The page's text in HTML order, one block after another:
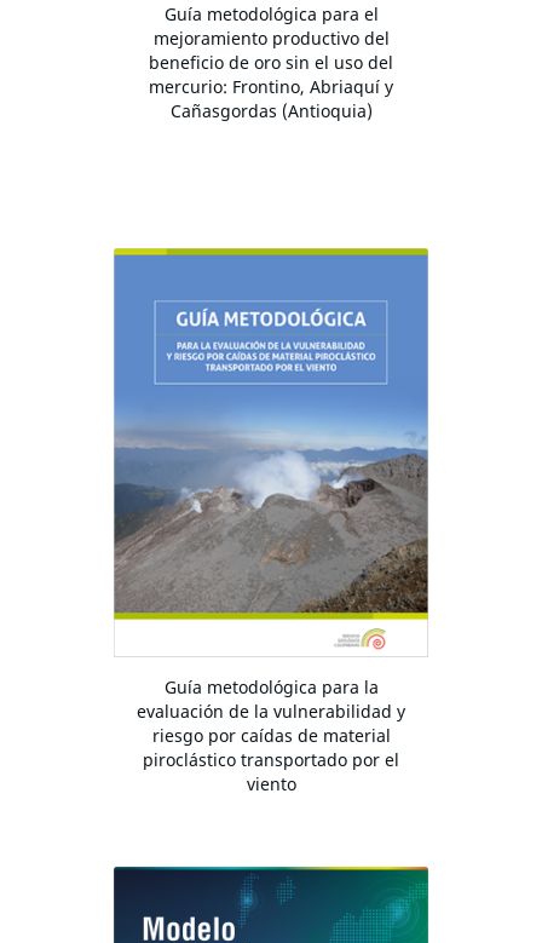
Guía metodológica para el
mejoramiento productivo del
beneficio de oro sin el uso del
mercurio: Frontino, Abriaquí y
Cañasgordas (Antioquia)
Guía metodológica para la
evaluación de la vulnerabilidad y
riesgo por caídas de material
piroclástico transportado por el
viento